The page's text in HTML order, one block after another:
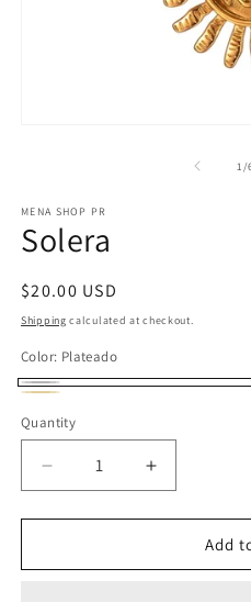
1 /
MENA SHOP PR
Solera
Regular
price
$20.00 USD
Shipping calculated at checkout.
Color: Plateado
Plateado
sold
out
or
unavailable
Quantity
Decrease
quantity
for
Increase
quantity
for
SoleraAdd